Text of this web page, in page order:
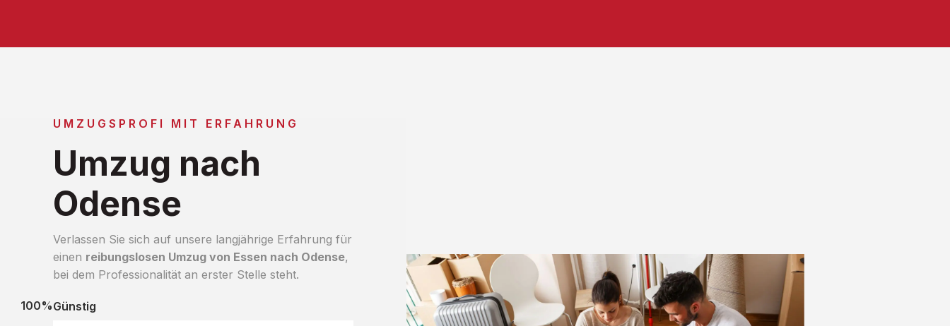
UMZUGSPROFI MIT ERFAHRUNG
Umzug nach
Odense
Verlassen Sie sich auf unsere langjährige Erfahrung für
einen reibungslosen Umzug von Essen nach Odense,
bei dem Professionalität an erster Stelle steht.
Günstig
100%